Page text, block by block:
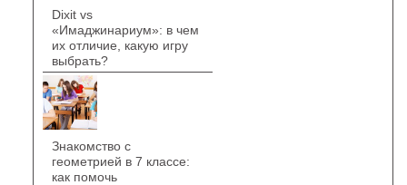
Dixit vs
«Имаджинариум»: в чем
их отличие, какую игру
выбрать?
Знакомство с
геометрией в 7 классе:
как помочь